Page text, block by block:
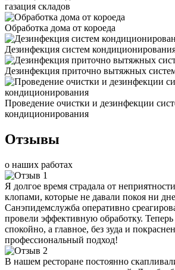
газация складов
Обработка дома от короеда
Дезинфекция систем
Дезинфекция приточно вытяжных
Проведение очистки и дезинфекции
кондиционирования
Отзывы
о наших работах
Я долгое время страдала от
клопами, которые не давали покоя ни
Санэпидемслужба оперативно
провели эффективную обработку. Теперь
спокойно, а главное, без зуда и
профессиональный подход!
В нашем ресторане постоянно